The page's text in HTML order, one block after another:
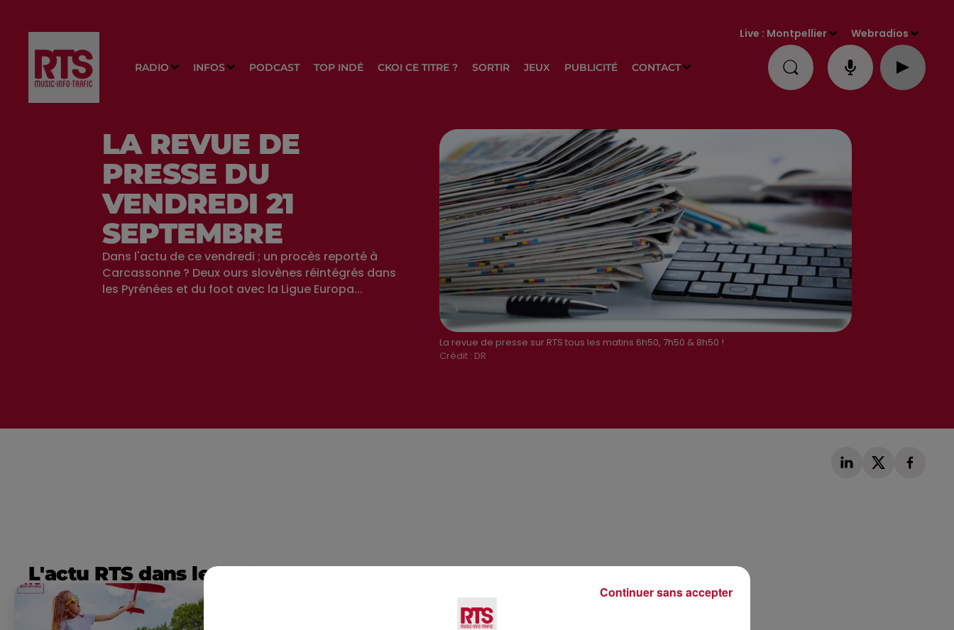
RADIO INFOS PODCAST TOP INDÉ CKOI CE TITRE ? SORTIR JEUX PUBLICITÉ CONTACT
Live : Montpellier Webradios
La revue de presse sur RTS tous les matins 6h50, 7h50 & 8h50 !
Crédit : DR
LA REVUE DE
PRESSE DU
VENDREDI 21
SEPTEMBRE
Dans l'actu de ce vendredi ; un procès reporté à
Carcassonne ? Deux ours slovènes réintégrés dans
les Pyrénées et du foot avec la Ligue Europa...
L'actu RTS dans le Sud
Continuer sans accepter